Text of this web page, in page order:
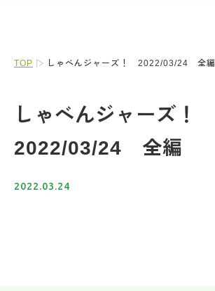
TOP しゃべんジャーズ！ 2022/03/24 全編
しゃべんジャーズ！
2022/03/24 全編
2022.03.24